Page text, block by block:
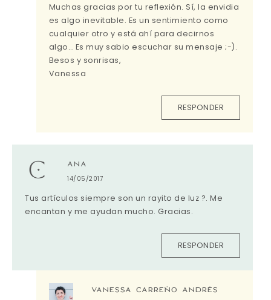
Muchas gracias por tu reflexión. Sí, la envidia
es algo inevitable. Es un sentimiento como
cualquier otro y está ahí para decirnos
algo… Es muy sabio escuchar su mensaje ;-).
Besos y sonrisas,
Vanessa
RESPONDER
ANA
14/05/2017
Tus artículos siempre son un rayito de luz ?. Me
encantan y me ayudan mucho. Gracias.
RESPONDER
VANESSA CARREÑO ANDRÉS